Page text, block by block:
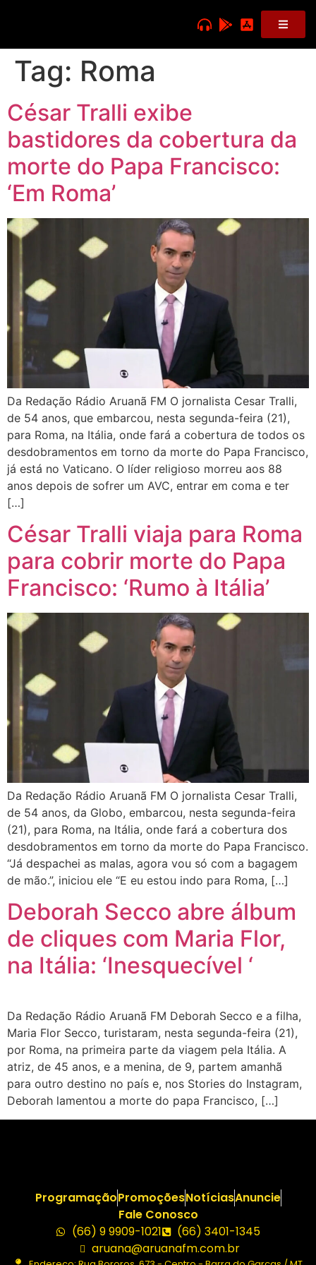
Tag: Roma
César Tralli exibe
bastidores da cobertura da
morte do Papa Francisco:
‘Em Roma’
Da Redação Rádio Aruanã FM O jornalista Cesar Tralli,
de 54 anos, que embarcou, nesta segunda-feira (21),
para Roma, na Itália, onde fará a cobertura de todos os
desdobramentos em torno da morte do Papa Francisco,
já está no Vaticano. O líder religioso morreu aos 88
anos depois de sofrer um AVC, entrar em coma e ter
[…]
César Tralli viaja para Roma
para cobrir morte do Papa
Francisco: ‘Rumo à Itália’
Da Redação Rádio Aruanã FM O jornalista Cesar Tralli,
de 54 anos, da Globo, embarcou, nesta segunda-feira
(21), para Roma, na Itália, onde fará a cobertura dos
desdobramentos em torno da morte do Papa Francisco.
“Já despachei as malas, agora vou só com a bagagem
de mão.”, iniciou ele “E eu estou indo para Roma, […]
Deborah Secco abre álbum
de cliques com Maria Flor,
na Itália: ‘Inesquecível ‘
Da Redação Rádio Aruanã FM Deborah Secco e a filha,
Maria Flor Secco, turistaram, nesta segunda-feira (21),
por Roma, na primeira parte da viagem pela Itália. A
atriz, de 45 anos, e a menina, de 9, partem amanhã
para outro destino no país e, nos Stories do Instagram,
Deborah lamentou a morte do papa Francisco, […]
ProgramaçãoPromoçõesNotíciasAnuncie
Fale Conosco
(66) 9 9909-1021
(66) 3401-1345
aruana@aruanafm.com.br